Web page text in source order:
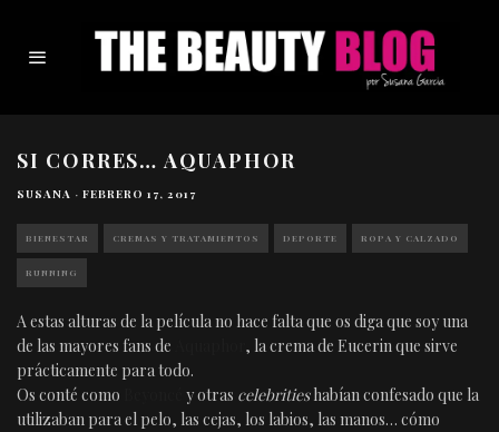
SI CORRES… AQUAPHOR
SUSANA · FEBRERO 17, 2017
BIENESTAR CREMAS Y TRATAMIENTOS DEPORTE ROPA Y CALZADO
RUNNING
A estas alturas de la película no hace falta que os diga que soy una
de las mayores fans de
, la crema de Eucerin que sirve
prácticamente para todo.
Os conté como
y otras celebritieshabían confesado que la
utilizaban para el pelo, las cejas, los labios, las manos… cómo